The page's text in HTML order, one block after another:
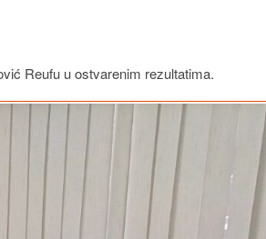
Reufu u ostvarenim rezultatima.